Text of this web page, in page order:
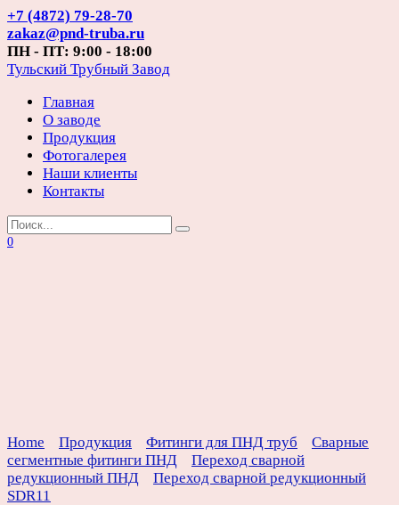
Перейти
к
содержанию
+7 (4872) 79-28-70
zakaz@pnd-truba.ru
ПН - ПТ: 9:00 - 18:00
Тульский Трубный Завод
Главная
О заводе
Продукция
Фотогалерея
Наши клиенты
Контакты
Search
for:
0
Home Продукция Фитинги для ПНД труб
Сварные
сегментные фитинги ПНД
Переход сварной
редукционный ПНД
Переход сварной редукционный
SDR11